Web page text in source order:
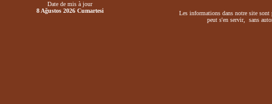
Date de mis à jour
8 Ağustos 2026 Cumartesi
Les informations dans notre site
peut s'en servir, sans